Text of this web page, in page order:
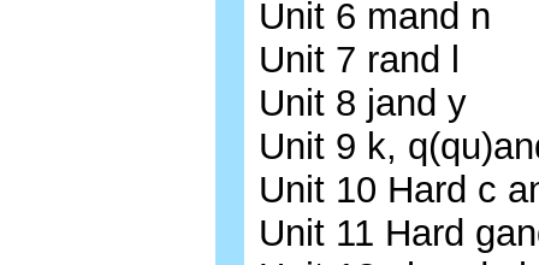
Unit 6 mand n
Unit 7 rand l
Unit 8 jand y
Unit 9 k,
Unit 10 Hard c
Unit 11 Hard